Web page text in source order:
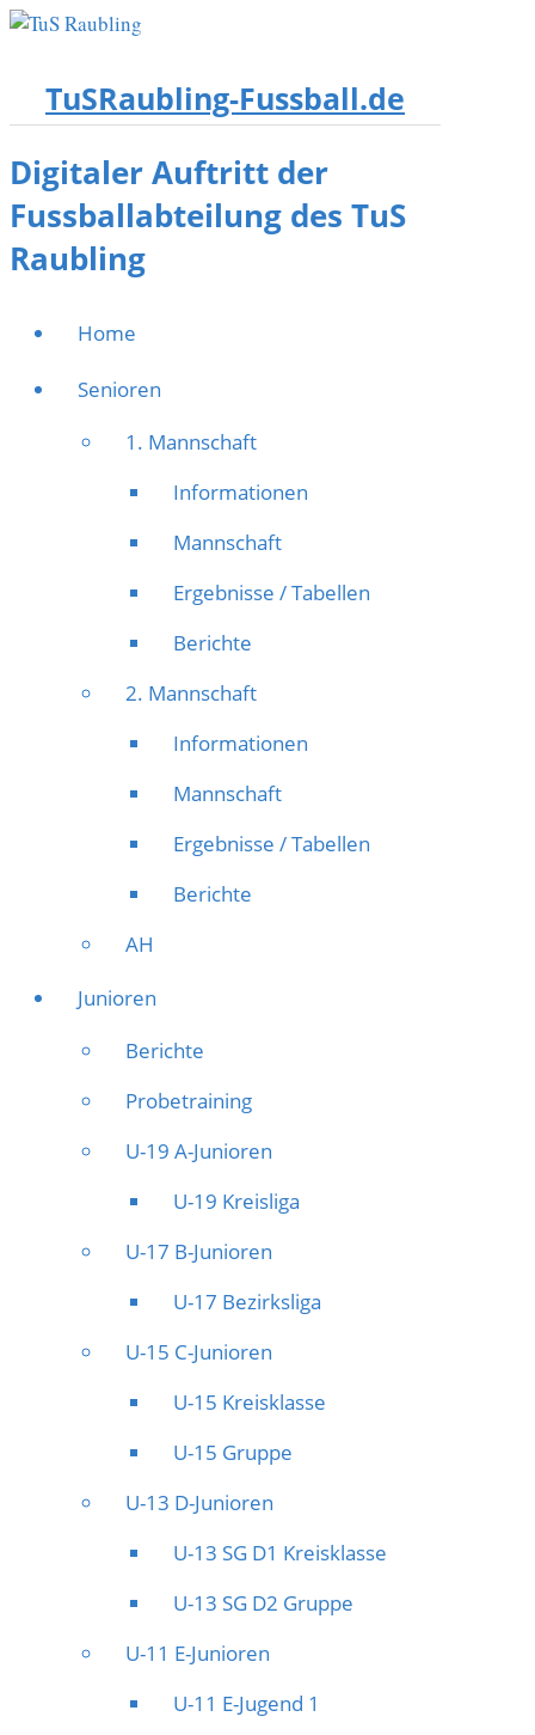
TuSRaubling-Fussball.de
Digitaler Auftritt der
Fussballabteilung des TuS
Raubling
Home
Senioren
1. Mannschaft
Informationen
Mannschaft
Ergebnisse / Tabellen
Berichte
2. Mannschaft
Informationen
Mannschaft
Ergebnisse / Tabellen
Berichte
AH
Junioren
Berichte
Probetraining
U-19 A-Junioren
U-19 Kreisliga
U-17 B-Junioren
U-17 Bezirksliga
U-15 C-Junioren
U-15 Kreisklasse
U-15 Gruppe
U-13 D-Junioren
U-13 SG D1 Kreisklasse
U-13 SG D2 Gruppe
U-11 E-Junioren
U-11 E-Jugend 1